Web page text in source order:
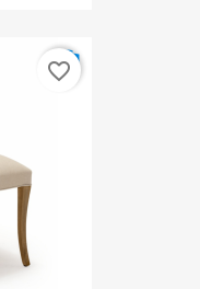
favorite_border